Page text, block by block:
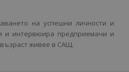
на успешни личности и
и интервюира предприемачи и
живее в САЩ.